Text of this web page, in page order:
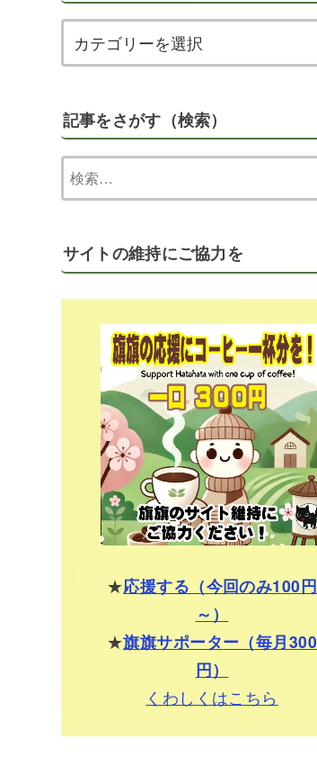
記事をさがす（検索）
索:
サイトの維持にご協力を
★応援する（今回のみ100円
～）
★旗旗サポーター（毎月300
円）
くわしくはこちら